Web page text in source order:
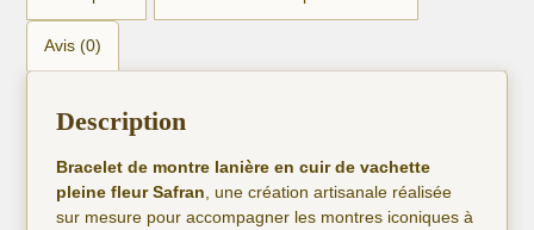
Avis (0)
Description
Bracelet de montre lanière en cuir de vachette
pleine fleur Safran , une création artisanale réalisée
sur mesure pour accompagner les montres iconiques à